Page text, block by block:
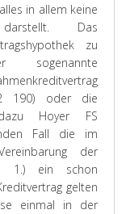
in allem keine
darstellt. Das
zu
2 190) oder die
dazu Hoyer FS
Fall die im
der
1.) ein schon
gelten
einmal in der